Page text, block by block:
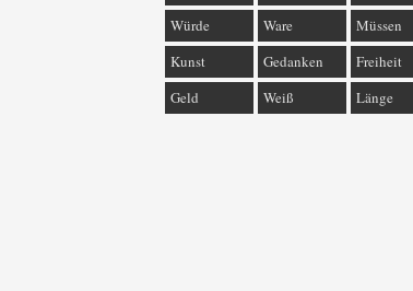
Würde
Ware Müssen
Kunst
Gedanken Freiheit
Geld
Weiß Länge